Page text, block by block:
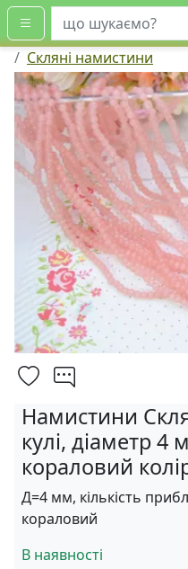
шукати
Скляні намистини
Намистини
кулі, діаметр
кораловий
Д=4 мм, кількість
кораловий
В наявності